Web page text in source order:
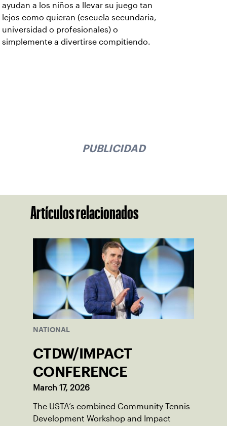
ayudan a los niños a llevar su juego tan
lejos como quieran (escuela secundaria,
universidad o profesionales) o
simplemente a divertirse compitiendo.
PUBLICIDAD
Artículos relacionados
NATIONAL
CTDW/IMPACT
CONFERENCE
March 17, 2026
The USTA’s combined Community Tennis
Development Workshop and Impact